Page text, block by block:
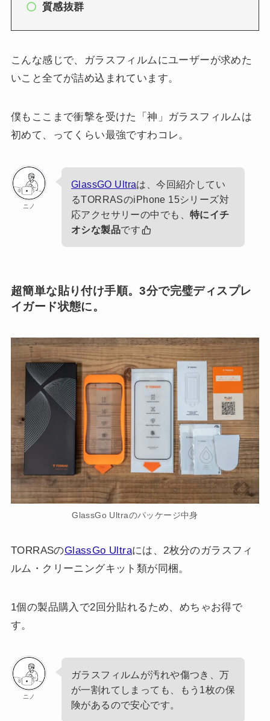
質感抜群
こんな感じで、ガラスフィルムにユーザーが求めた
いこと全てが詰め込まれています。
僕もここまで衝撃を受けた「神」ガラスフィルムは
初めて、ってくらい最強ですわコレ。
ニノ
GlassGO Ultraは、今回紹介してい
るTORRASのiPhone 15シリーズ対
応アクセサリーの中でも、 特にイチ
オシな製品です
超簡単な貼り付け手順。3分で完璧ディスプレ
イガード状態に。
GlassGo Ultraのパッケージ中身
TORRASのGlassGo Ultraには、2枚分のガラスフィ
ルム・クリーニングキット類が同梱。
1個の製品購入で2回分貼れるため、めちゃお得で
す。
ニノ
ガラスフィルムが汚れや傷つき、万
が一割れてしまっても、もう1枚の保
険があるので安心です。